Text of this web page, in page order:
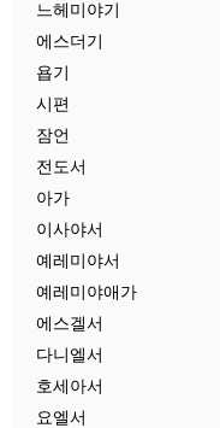
느헤미야기
에스더기
욥기
시편
잠언
전도서
아가
이사야서
예레미야서
예레미야애가
에스겔서
다니엘서
호세아서
요엘서